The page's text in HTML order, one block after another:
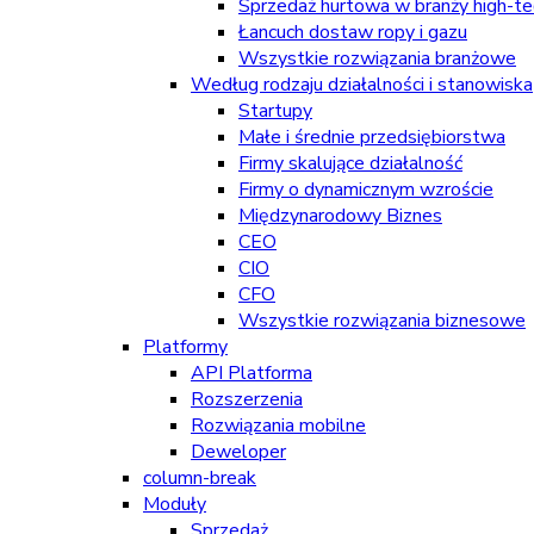
Sprzedaż hurtowa w branży high-
Łancuch dostaw ropy i gazu
Wszystkie rozwiązania branżowe
Według rodzaju działalności i stanowiska
Startupy
Małe i średnie przedsiębiorstwa
Firmy skalujące działalność
Firmy o dynamicznym wzroście
Międzynarodowy Biznes
CEO
CIO
CFO
Wszystkie rozwiązania biznesowe
Platformy
API Platforma
Rozszerzenia
Rozwiązania mobilne
Deweloper
column-break
Moduły